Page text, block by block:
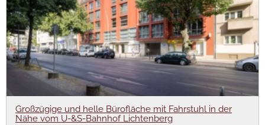
Großzügige und helle Bürofläche mit Fahrstuhl in der
Nähe vom U-&S-Bahnhof Lichtenberg